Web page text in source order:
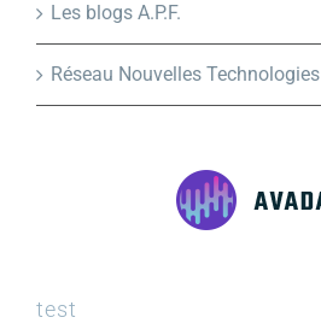
Les blogs A.P.F.
Réseau Nouvelles Technologies
test